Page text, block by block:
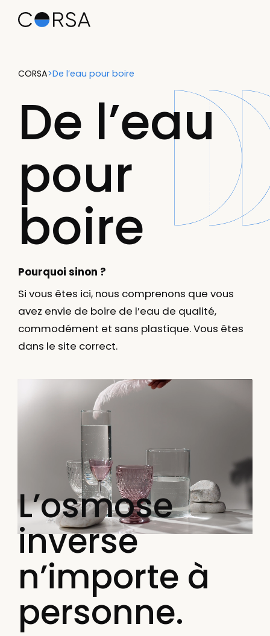
CORSA>De l’eau pour boire
De l’eau
pour
boire
Pourquoi sinon ?
Si vous êtes ici, nous comprenons que vous
avez envie de boire de l’eau de qualité,
commodément et sans plastique.Vous êtes
dans le site correct.
L’osmose
inverse
n’importe à
personne.